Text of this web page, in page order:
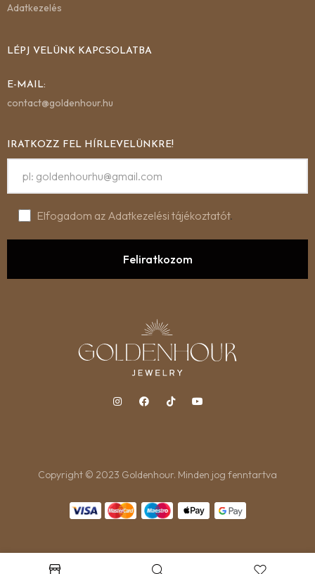
Adatkezelés
LÉPJ VELÜNK KAPCSOLATBA
E-MAIL:
contact@goldenhour.hu
IRATKOZZ FEL HÍRLEVELÜNKRE!
Elfogadom az Adatkezelési tájékoztatót.
Copyright © 2023 Goldenhour. Minden jog fenntartva